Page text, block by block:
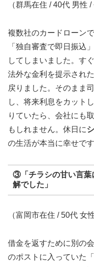
（群馬在住 / 40代 男性 /
複数社のカードローン
「独自審査で即日振込
してしまいました。す
法外な金利を提示され
戻りました。そのまま
し、将来利息をカット
りていたら、会社にも
もしれません。休日に
の生活が本当に幸せです
③「チラシの甘い言葉
解でした」
（富岡市在住 / 50代 女
借金を返すために別の
のポストに入っていた